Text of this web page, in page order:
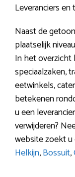
Leveranciers
Naast de
plaatselijk
In het overzicht
speciaalzaken,
eetwinkels,
betekenen
u een
verwijderen?
website zoekt u
Helkijn,Bossuit,